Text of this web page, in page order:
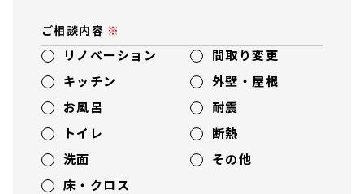
ご相談内容
リノベーション
キッチン
お風呂
トイレ
洗面
床・クロス
間取り変更
外壁・屋根
耐震
断熱
その他